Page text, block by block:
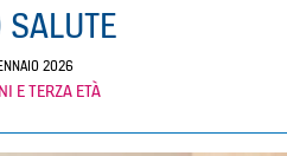
SALUTE
2026
E TERZA ETÀ